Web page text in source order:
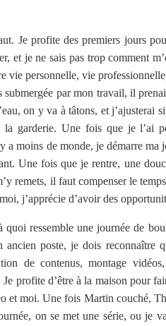
Je profite des premiers jours
et je ne sais pas trop comment
vie personnelle, vie
submergée par mon travail, il
on y va à tâtons, et j’ajusterai
garderie. Une fois que je l’ai
a moins de monde, je démarre
Une fois que je rentre, une
remets, il faut compenser le
j’apprécie d’avoir des
quoi ressemble une journée de
ancien poste, je dois reconnaître
de contenus, montage
profite d’être à la maison pour
et moi. Une fois Martin couché,
on se met une série, ou je